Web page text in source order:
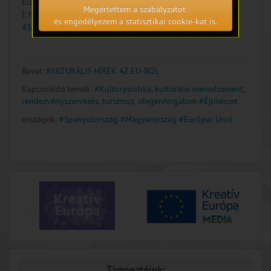
I: https://eumiesawards.com/architecture-emerging/the-
410-nominees
Rovat: KULTURÁLIS HÍREK AZ EU-BÓL
Kapcsolódó témák: #Kultúrpolitika, kulturális menedzsment,
rendezvényszervezés, turizmus, idegenforgalom #Építészet
országok: #Spanyolország #Magyarország #Európai Unió
Megértettem a szabályzatot
és engedélyezem a statisztikai cookie-kat is.